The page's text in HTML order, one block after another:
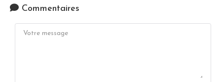
Commentaires